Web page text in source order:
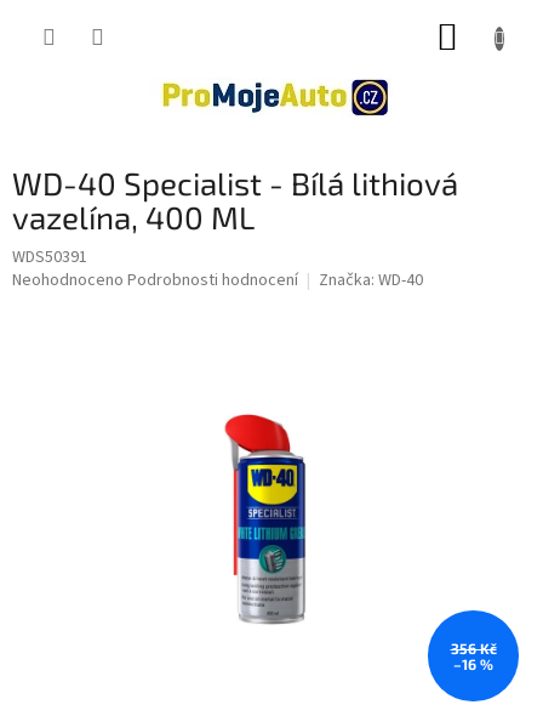
WD-40 Specialist - Bílá lithiová
vazelína, 400 ML
WDS50391
Průměrné
Neohodnoceno Podrobnosti hodnocení Značka: WD-40
356 Kč
–16 %